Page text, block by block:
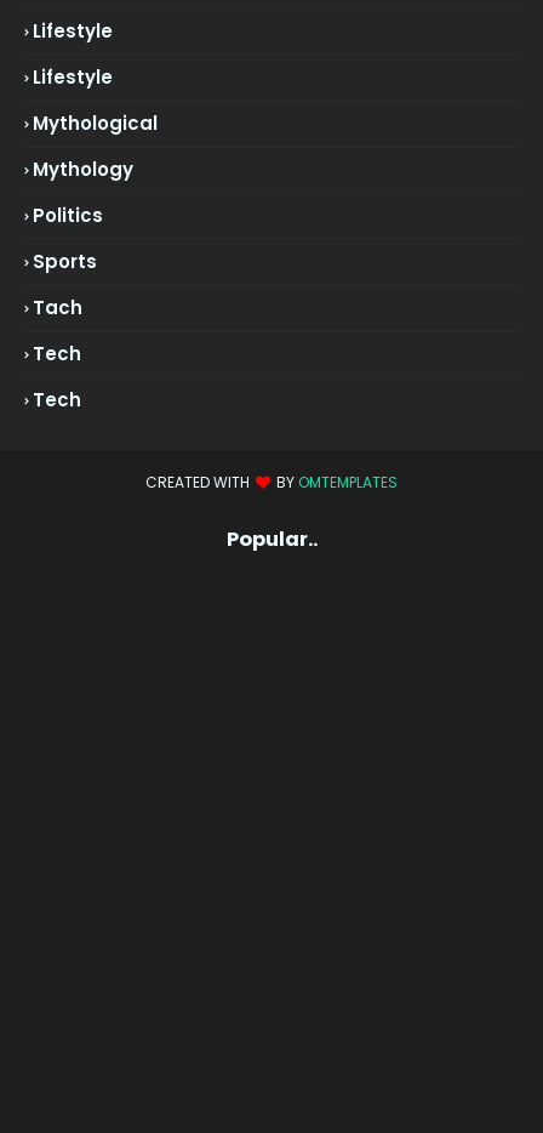
Lifestyle
Lifestyle
Mythological
Mythology
Politics
Sports
Tach
Tech
Tech
CREATED WITH BY OMTEMPLATES
Popular..